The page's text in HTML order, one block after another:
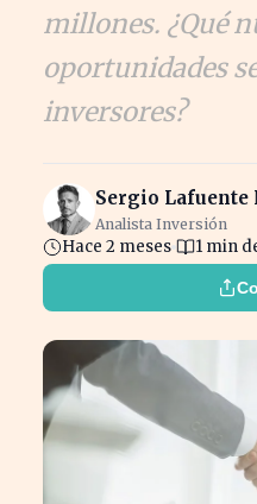
millones. ¿Qué
oportunidades
inversores?
Sergio Lafuente
Analista Inversión
Hace 2 meses 1 min